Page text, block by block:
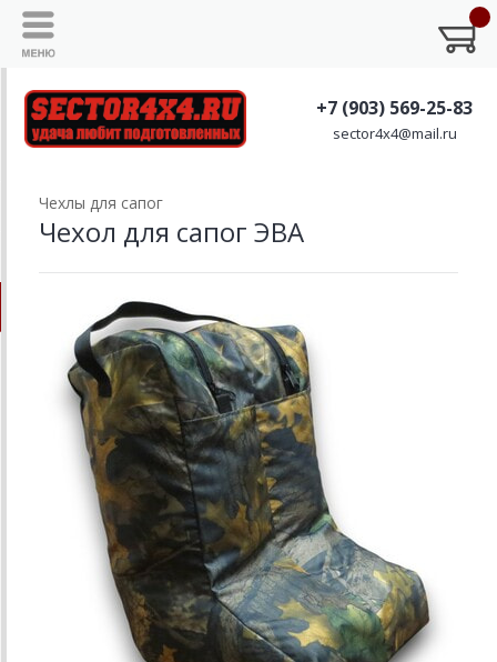
+7 (903) 569-25-83
sector4x4@mail.ru
Чехлы для сапог
Чехол для сапог ЭВА